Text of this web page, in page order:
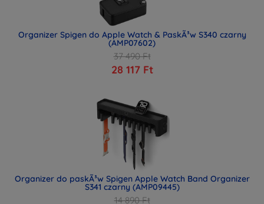
Organizer Spigen do Apple Watch & PaskÃ³w S340 czarny
(AMP07602)
37 490 Ft
28 117 Ft
Organizer do paskÃ³w Spigen Apple Watch Band Organizer
S341 czarny (AMP09445)
14 890 Ft